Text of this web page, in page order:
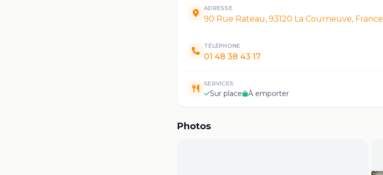
ADRESSE
90 Rue Rateau, 93120 La Courneuve, France
TÉLÉPHONE
01 48 38 43 17
SERVICES
Sur place À emporter
Photos